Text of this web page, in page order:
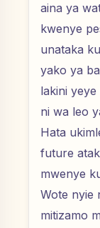
aina ya
kwenye
unataka
yako ya
lakini
ni wa leo
Hata
future
mwenye
Wote nyie
mitizamo